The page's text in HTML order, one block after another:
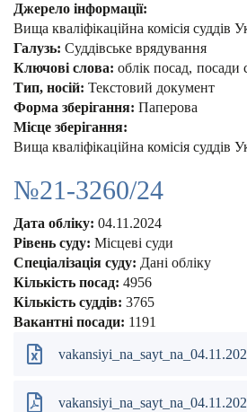
Джерело інформації:
Вища кваліфікаційна комісія суддів
Галузь: Суддівське врядування
Ключові слова: облік посад посади
Тип, носій: Текстовий документ
Форма зберігання: Паперова
Місце зберігання:
Вища кваліфікаційна комісія суддів
№21-3260/24
Дата обліку: 04.11.2024
Рівень суду: Місцеві суди
Спеціалізація суду: Дані обліку
Кількість посад: 4956
Кількість суддів: 3765
Вакантні посади: 1191